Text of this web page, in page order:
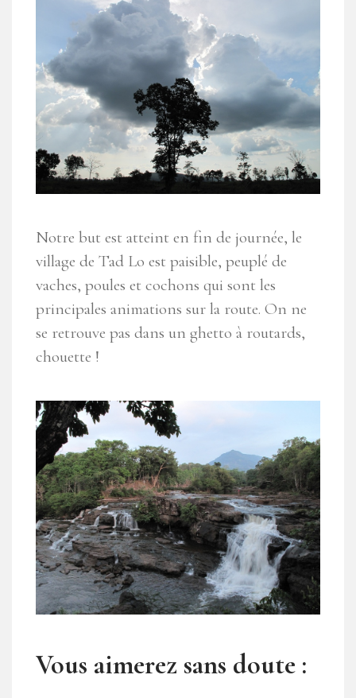
Notre but est atteint en fin de journée, le
village de Tad Lo est paisible, peuplé de
vaches, poules et cochons qui sont les
principales animations sur la route. On ne
se retrouve pas dans un ghetto à routards,
chouette !
Vous aimerez sans doute :